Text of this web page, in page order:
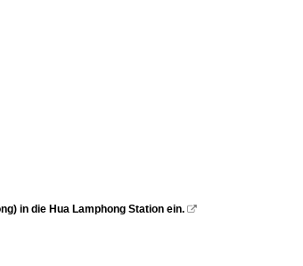
in die Hua Lamphong Station ein. 